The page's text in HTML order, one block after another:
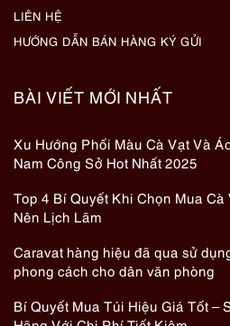
LIÊN HỆ
HƯỚNG DẪN BÁN HÀNG KÝ GỬI
BÀI VIẾT MỚI NHẤT
Xu Hướng Phối Màu Cà Vạt Và
Nam Công Sở Hot Nhất 2025
Top 4 Bí Quyết Khi Chọn Mua Cà
Nên Lịch Lãm
Caravat hàng hiệu đã qua sử
phong cách cho dân văn phòng
Bí Quyết Mua Túi Hiệu Giá Tốt –